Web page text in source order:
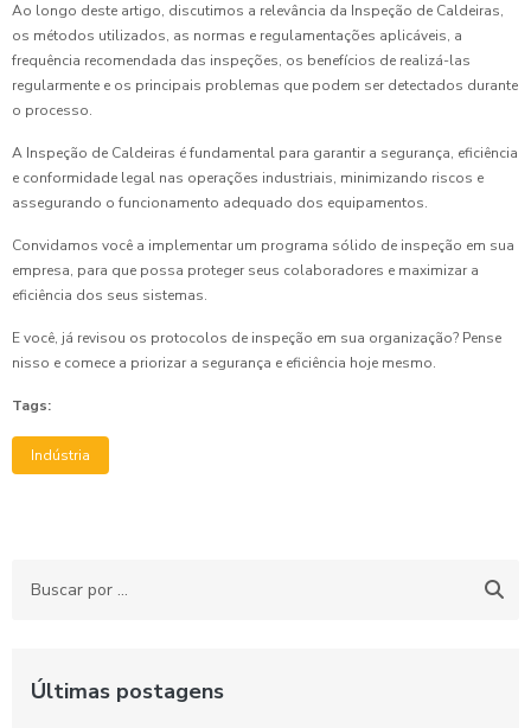
Ao longo deste artigo, discutimos a relevância da Inspeção de Caldeiras,
os métodos utilizados, as normas e regulamentações aplicáveis, a
frequência recomendada das inspeções, os benefícios de realizá-las
regularmente e os principais problemas que podem ser detectados durante
o processo.
A Inspeção de Caldeiras é fundamental para garantir a segurança, eficiência
e conformidade legal nas operações industriais, minimizando riscos e
assegurando o funcionamento adequado dos equipamentos.
Convidamos você a implementar um programa sólido de inspeção em sua
empresa, para que possa proteger seus colaboradores e maximizar a
eficiência dos seus sistemas.
E você, já revisou os protocolos de inspeção em sua organização? Pense
nisso e comece a priorizar a segurança e eficiência hoje mesmo.
Tags:
Indústria
Últimas postagens